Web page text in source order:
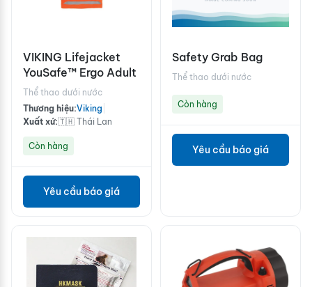
VIKING Lifejacket
YouSafe™ Ergo Adult
Thể thao dưới nước
Thương hiệu:Viking
Xuất xứ:🇹🇭 Thái Lan
Còn hàng
Yêu cầu báo giá
Safety Grab Bag
Thể thao dưới nước
Còn hàng
Yêu cầu báo giá